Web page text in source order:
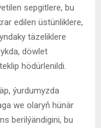
sepgitlere, bu
edilen üstünliklere,
täzeliklere
döwlet
hödürlenildi.
ýurdumyzda
we olaryň hünär
berilýändigini, bu